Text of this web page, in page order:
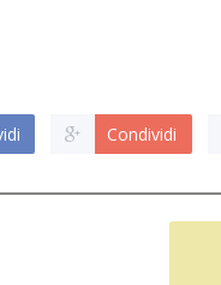
Condividi